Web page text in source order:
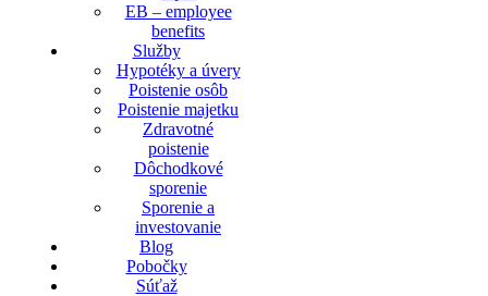
EB – employee
benefits
Služby
Hypotéky a úvery
Poistenie osôb
Poistenie majetku
Zdravotné
poistenie
Dôchodkové
sporenie
Sporenie a
investovanie
Blog
Pobočky
Súťaž